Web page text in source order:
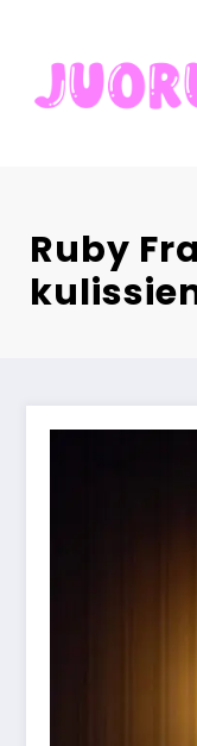
content
Ruby